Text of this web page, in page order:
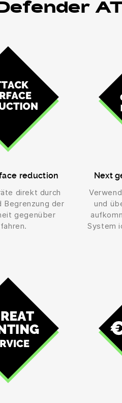
reduction
direkt durch
Begrenzung der
gegenüber
Next
und
System